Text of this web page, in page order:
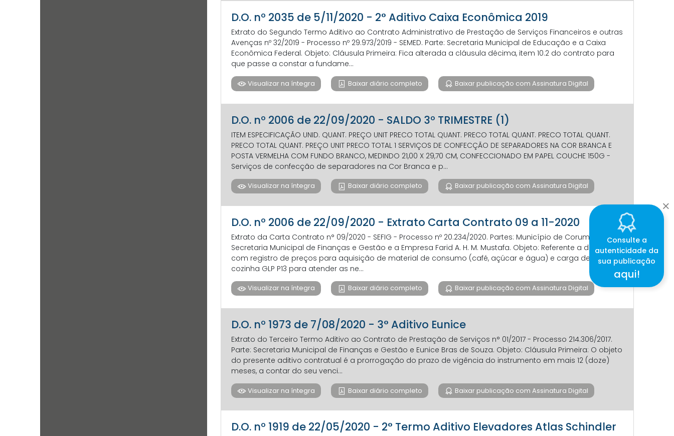
D.O. nº 2035 de 5/11/2020 - 2° Aditivo Caixa Econômica 2019
Extrato do Segundo Termo Aditivo ao Contrato Administrativo de Prestação de Serviços Financeiros e outras
Avenças nº 32/2019 - Processo nº 29.973/2019 - SEMED. Parte: Secretaria Municipal de Educação e a Caixa
Econômica Federal. Objeto: Cláusula Primeira: Fica alterada a cláusula décima, item 10.2 do contrato para
que passe a constar a fundame...
Visualizar na íntegra Baixar diário completo Baixar publicação com Assinatura Digital
D.O. nº 2006 de 22/09/2020 - SALDO 3º TRIMESTRE (1)
ITEM ESPECIFICAÇÃO UNID. QUANT. PREÇO UNIT PRECO TOTAL QUANT. PRECO TOTAL QUANT. PRECO TOTAL QUANT.
PRECO TOTAL QUANT. PREÇO UNIT PRECO TOTAL 1 SERVIÇOS DE CONFECÇÃO DE SEPARADORES NA COR BRANCA E
POSTA VERMELHA COM FUNDO BRANCO, MEDINDO 21,00 X 29,70 CM, CONFECCIONADO EM PAPEL COUCHE 150G -
Serviços de confecção de separadores na Cor Branca e p...
Visualizar na íntegra Baixar diário completo Baixar publicação com Assinatura Digital
D.O. nº 2006 de 22/09/2020 - Extrato Carta Contrato 09 a 11-2020
Extrato da Carta Contrato n° 09/2020 - SEFIG - Processo nº 20.234/2020. Partes: Município de Corumbá -
Secretaria Municipal de Finanças e Gestão e a Empresa Farid A. H. M. Mustafa. Objeto: Referente a despesas
com registro de preços para aquisição de material de consumo (café, açúcar e água) e carga de gás de
cozinha GLP P13 para atender as ne...
Visualizar na íntegra Baixar diário completo Baixar publicação com Assinatura Digital
D.O. nº 1973 de 7/08/2020 - 3° Aditivo Eunice
Extrato do Terceiro Termo Aditivo ao Contrato de Prestação de Serviços n° 01/2017 - Processo 214.306/2017.
Parte: Secretaria Municipal de Finanças e Gestão e Eunice Bras de Souza. Objeto: Cláusula Primeira: O objeto
do presente aditivo contratual é a prorrogação do prazo de vigência do instrumento em mais 12 (doze)
meses, a contar do seu venci...
Visualizar na íntegra Baixar diário completo Baixar publicação com Assinatura Digital
D.O. nº 1919 de 22/05/2020 - 2° Termo Aditivo Elevadores Atlas Schindler
Consulte a
autenticidade da
sua publicação
aqui!